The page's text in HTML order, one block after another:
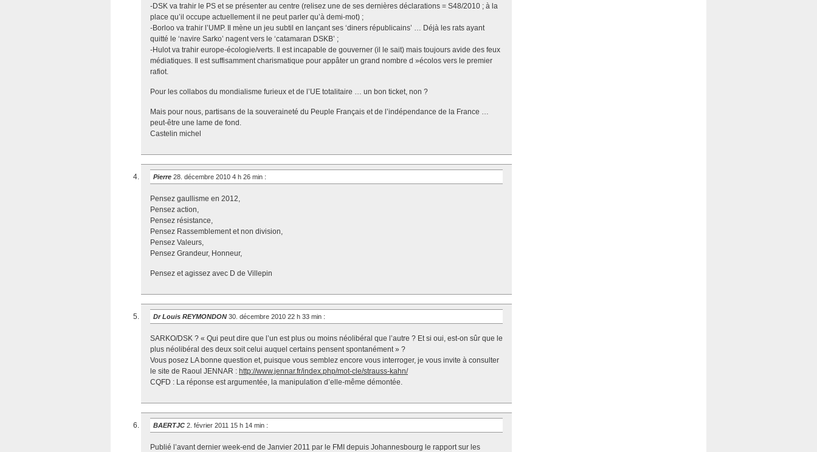
-DSK va trahir le PS et se présenter au centre (relisez une de ses dernières déclarations = S48/2010 ; à la
place qu’il occupe actuellement il ne peut parler qu’à demi-mot) ;
-Borloo va trahir l’UMP. Il mène un jeu subtil en lançant ses ‘diners républicains’ … Déjà les rats ayant
quitté le ‘navire Sarko’ nagent vers le ‘catamaran DSKB’ ;
-Hulot va trahir europe-écologie/verts. Il est incapable de gouverner (il le sait) mais toujours avide des feux
médiatiques. Il est suffisamment charismatique pour appâter un grand nombre d »écolos vers le premier
rafiot.
Pour les collabos du mondialisme furieux et de l’UE totalitaire … un bon ticket, non ?
Mais pour nous, partisans de la souveraineté du Peuple Français et de l’indépendance de la France …
peut-être une lame de fond.
Castelin michel
Pierre 28. décembre 2010 4 h 26 min :
Pensez gaullisme en 2012,
Pensez action,
Pensez résistance,
Pensez Rassemblement et non division,
Pensez Valeurs,
Pensez Grandeur, Honneur,
Pensez et agissez avec D de Villepin
Dr Louis REYMONDON 30. décembre 2010 22 h 33 min :
SARKO/DSK ? « Qui peut dire que l’un est plus ou moins néolibéral que l’autre ? Et si oui, est-on sûr que le
plus néolibéral des deux soit celui auquel certains pensent spontanément » ?
Vous posez LA bonne question et, puisque vous semblez encore vous interroger, je vous invite à consulter
le site de Raoul JENNAR : http://www.jennar.fr/index.php/mot-cle/strauss-kahn/
CQFD : La réponse est argumentée, la manipulation d’elle-même démontée.
BAERTJC 2. février 2011 15 h 14 min :
Publié l’avant dernier week-end de Janvier 2011 par le FMI depuis Johannesbourg le rapport sur les